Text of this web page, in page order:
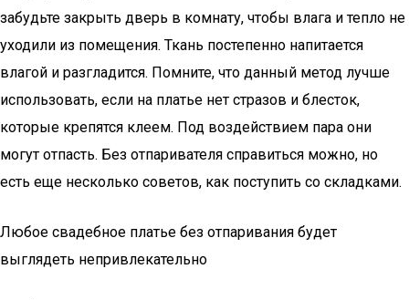
забудьте закрыть дверь в комнату, чтобы влага и тепло не
уходили из помещения. Ткань постепенно напитается
влагой и разгладится. Помните, что данный метод лучше
использовать, если на платье нет стразов и блесток,
которые крепятся клеем. Под воздействием пара они
могут отпасть. Без отпаривателя справиться можно, но
есть еще несколько советов, как поступить со складками.
Любое свадебное платье без отпаривания будет
выглядеть непривлекательно